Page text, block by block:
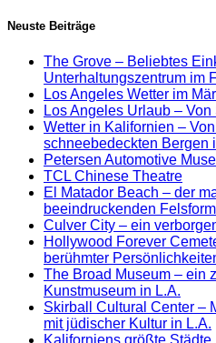
Neuste Beiträge
The Grove – Beliebtes
Unterhaltungszentrum im
Los Angeles Wetter im
Los Angeles Urlaub –
Wetter in Kalifornien –
schneebedeckten Bergen
Petersen Automotive
TCL Chinese Theatre
El Matador Beach – der
beeindruckenden
Culver City – ein
Hollywood Forever
berühmter
The Broad Museum – ein
Kunstmuseum in L.A.
Skirball Cultural Center –
mit jüdischer Kultur in L.A.
Kaliforniens größte Städte